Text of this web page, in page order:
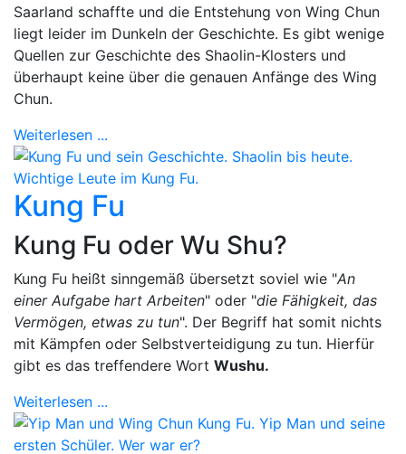
Saarland schaffte und die Entstehung von Wing Chun
liegt leider im Dunkeln der Geschichte. Es gibt wenige
Quellen zur Geschichte des Shaolin-Klosters und
überhaupt keine über die genauen Anfänge des Wing
Chun.
Weiterlesen ...
Kung Fu
Kung Fu oder Wu Shu?
Kung Fu heißt sinngemäß übersetzt soviel wie "An
einer Aufgabe hart Arbeiten" oder "die Fähigkeit, das
Vermögen, etwas zu tun". Der Begriff hat somit nichts
mit Kämpfen oder Selbstverteidigung zu tun. Hierfür
gibt es das treffendere Wort Wushu.
Weiterlesen ...